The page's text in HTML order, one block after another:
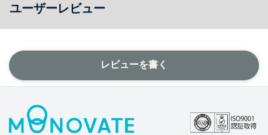
ユーザーレビュー
レビューを書く